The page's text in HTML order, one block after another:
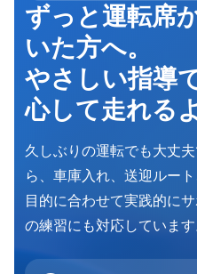
ずっと運転席
いた方へ。
やさしい指導
心して走れる
久しぶりの運転でも大丈
ら、車庫入れ、送迎ルー
目的に合わせて実践的に
の練習にも対応しています